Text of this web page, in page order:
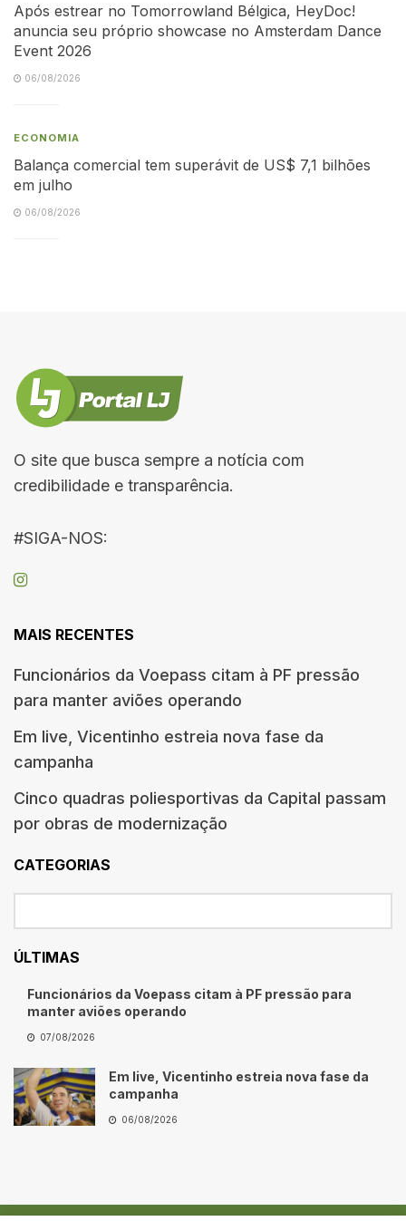
Após estrear no Tomorrowland Bélgica, HeyDoc!
anuncia seu próprio showcase no Amsterdam Dance
Event 2026
06/08/2026
ECONOMIA
Balança comercial tem superávit de US$ 7,1 bilhões
em julho
06/08/2026
O site que busca sempre a notícia com
credibilidade e transparência.
#SIGA-NOS:
MAIS RECENTES
Funcionários da Voepass citam à PF pressão
para manter aviões operando
Em live, Vicentinho estreia nova fase da
campanha
Cinco quadras poliesportivas da Capital passam
por obras de modernização
CATEGORIAS
ÚLTIMAS
Funcionários da Voepass citam à PF pressão para
manter aviões operando
07/08/2026
Em live, Vicentinho estreia nova fase da
campanha
06/08/2026